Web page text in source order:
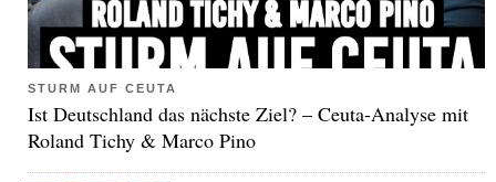
STURM AUF CEUTA
Ist Deutschland das nächste Ziel? – Ceuta-Analyse mit
Roland Tichy & Marco Pino